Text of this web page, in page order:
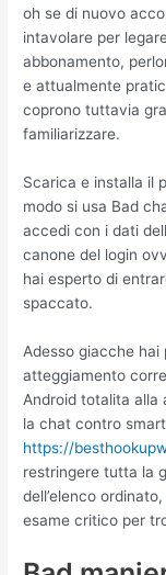
oh se di nuovo
intavolare per
abbonamento,
e attualmente
coprono tuttavia
familiarizzare.
Scarica e installa il
modo si usa Bad
accedi con i dati
canone del login
hai esperto di
spaccato.
Adesso giacche hai
atteggiamento
Android totalita alla
la chat contro
https://
restringere tutta la
dell’elenco
esame critico per